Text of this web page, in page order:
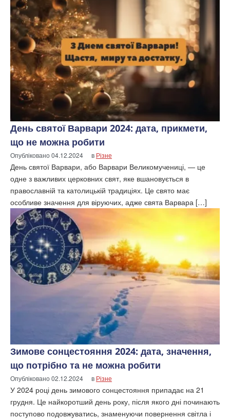
День святої Варвари 2024: дата, прикмети,
що не можна робити
Опубліковано04.12.2024 в Різне
День святої Варвари, або Варвари Великомучениці, — це
одне з важливих церковних свят, яке вшановується в
православній та католицькій традиціях. Це свято має
особливе значення для віруючих, адже свята Варвара […]
Зимове сонцестояння 2024: дата, значення,
що потрібно та не можна робити
Опубліковано02.12.2024 в Різне
У 2024 році день зимового сонцестояння припадає на 21
грудня. Це найкоротший день року, після якого дні починають
поступово подовжуватись, знаменуючи повернення світла і